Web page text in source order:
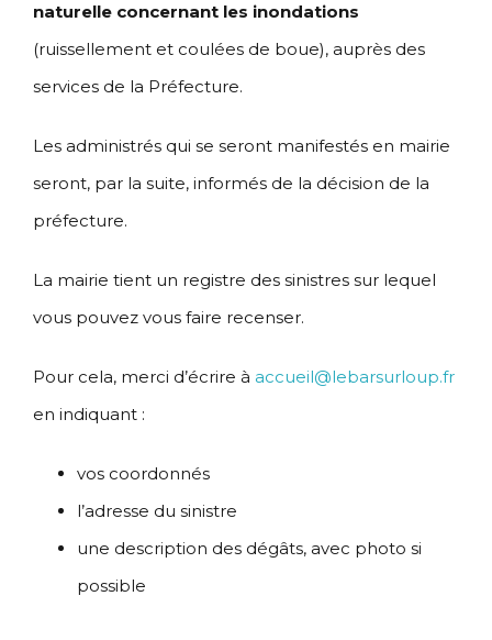
naturelle concernant les inondations
(ruissellement et coulées de boue), auprès des
services de la Préfecture.
Les administrés qui se seront manifestés en mairie
seront, par la suite, informés de la décision de la
préfecture.
La mairie tient un registre des sinistres sur lequel
vous pouvez vous faire recenser.
Pour cela, merci d’écrire à accueil@lebarsurloup.fr
en indiquant :
vos coordonnés
l’adresse du sinistre
une description des dégâts, avec photo si
possible